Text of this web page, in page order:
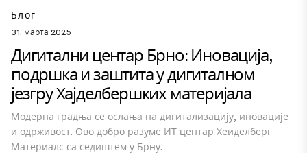
Блог
31. марта 2025
Дигитални центар Брно: Иновација,
подршка и заштита у дигиталном
језгру Хајделбершких материјала
Модерна градња се ослања на дигитализацију, иновације
и одрживост. Ово добро разуме ИТ центар Хеиделберг
Материалс са седиштем у Брну.